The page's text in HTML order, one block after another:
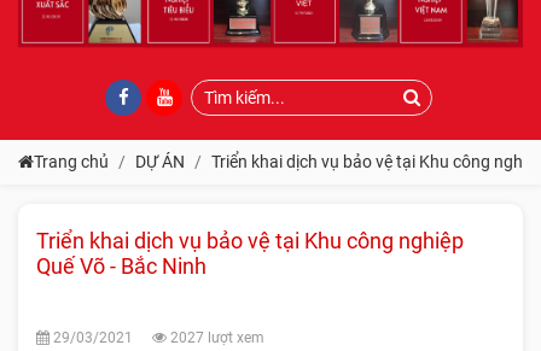
Trang chủ DỰ ÁN Triển khai dịch vụ bảo vệ tại Khu công
Triển khai dịch vụ bảo vệ tại Khu công nghiệp
Quế Võ - Bắc Ninh
29/03/2021 2027 lượt xem